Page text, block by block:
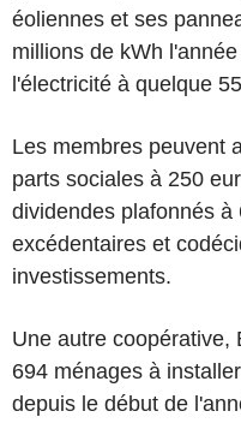
éoliennes et ses
millions de kWh
l'électricité à quelque
Les membres peuvent
parts sociales à 250
dividendes plafonnés à
excédentaires et
investissements.
Une autre coopérative,
694 ménages à
depuis le début de